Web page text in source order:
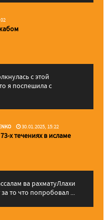
с этой
я поспешила с
30.01.2025, 15:22
х течениях в исламе
то что попробовал ...